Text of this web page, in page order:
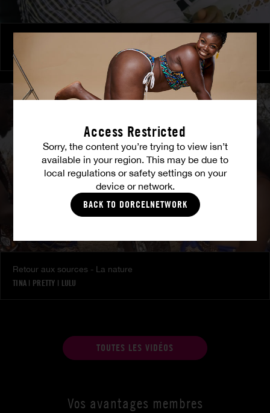
Access Restricted
Sorry, the content you’re trying to view isn’t
available in your region. This may be due to
local regulations or safety settings on your
device or network.
BACK TO DORCELNETWORK
ANNE
Retour aux sources - La nature
TINA | PRETTY | LULU
TOUTES LES VIDÉOS
Vos avantages membres